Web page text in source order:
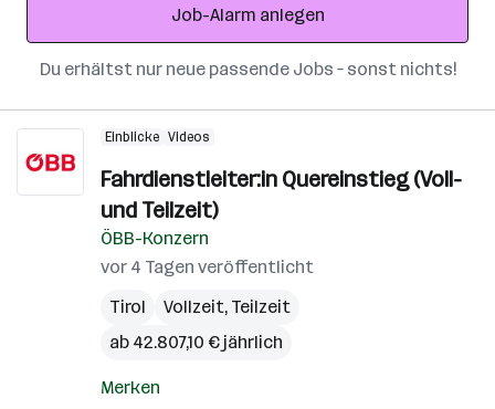
Job-Alarm anlegen
Du erhältst nur neue passende Jobs – sonst nichts!
Einblicke Videos
Fahrdienstleiter:in Quereinstieg (Voll-
und Teilzeit)
ÖBB-Konzern
vor 4 Tagen veröffentlicht
Tirol
Vollzeit, Teilzeit
ab 42.807,10 € jährlich
Merken